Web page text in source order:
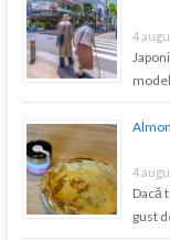
4
4
Dacă
gust